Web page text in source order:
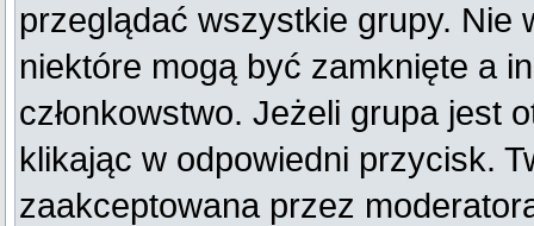
przeglądać wszystkie grupy. Nie
niektóre mogą być zamknięte a
członkowstwo. Jeżeli grupa jest
klikając w odpowiedni przycisk.
zaakceptowana przez